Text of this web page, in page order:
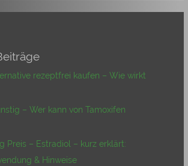
rezeptfrei kaufen – Wie wirkt
– Wer kann von Tamoxifen
Preis – Estradiol – kurz erklärt:
& Hinweise